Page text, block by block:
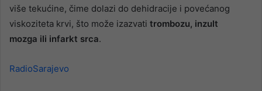
više tekućine, čime dolazi do dehidracije i povećanog
viskoziteta krvi, što može izazvati trombozu, inzult
mozga ili infarkt srca.
RadioSarajevo